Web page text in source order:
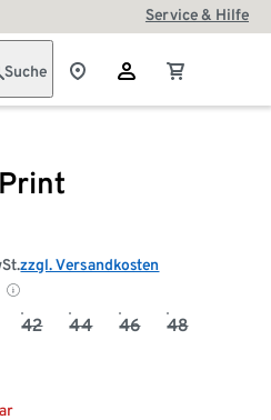
Service & Hilfe
Suche
zzgl. Versandkosten
42 44 46 48